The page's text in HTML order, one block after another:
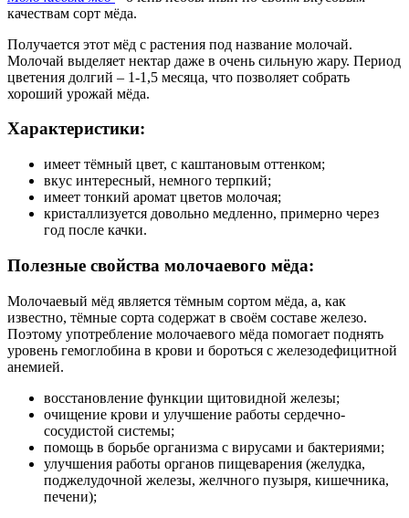
качествам сорт мёда.
Получается этот мёд с растения под название молочай.
Молочай выделяет нектар даже в очень сильную жару. Период
цветения долгий – 1-1,5 месяца, что позволяет собрать
хороший урожай мёда.
Характеристики:
имеет тёмный цвет, с каштановым оттенком;
вкус интересный, немного терпкий;
имеет тонкий аромат цветов молочая;
кристаллизуется довольно медленно, примерно через
год после качки.
Полезные свойства молочаевого мёда:
Молочаевый мёд является тёмным сортом мёда, а, как
известно, тёмные сорта содержат в своём составе железо.
Поэтому употребление молочаевого мёда помогает поднять
уровень гемоглобина в крови и бороться с железодефицитной
анемией.
восстановление функции щитовидной железы;
очищение крови и улучшение работы сердечно-
сосудистой системы;
помощь в борьбе организма с вирусами и бактериями;
улучшения работы органов пищеварения (желудка,
поджелудочной железы, желчного пузыря, кишечника,
печени);